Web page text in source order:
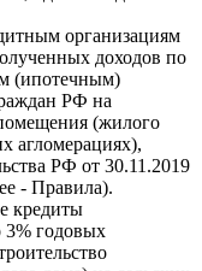
организациям
доходов по
(ипотечным)
РФ на
(жилого
агломерациях),
РФ от 30.11.2019
- Правила).
кредиты
3% годовых